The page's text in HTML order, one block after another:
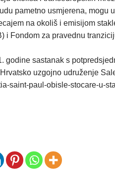
pametno usmjerena,
na okoliš i emisijom
Fondom za pravednu
sastanak s
uzgojno udruženje
saint-paul-obisle-stocare-u-